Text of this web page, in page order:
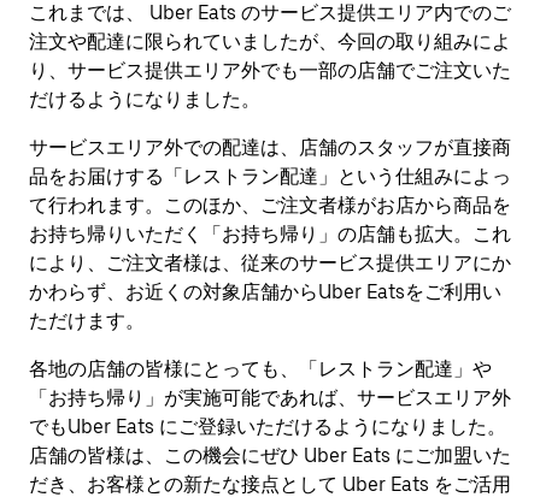
これまでは、 Uber Eats のサービス提供エリア内でのご
注文や配達に限られていましたが、今回の取り組みによ
り、サービス提供エリア外でも一部の店舗でご注文いた
だけるようになりました。
サービスエリア外での配達は、店舗のスタッフが直接商
品をお届けする「レストラン配達」という仕組みによっ
て行われます。このほか、ご注文者様がお店から商品を
お持ち帰りいただく「お持ち帰り」の店舗も拡大。これ
により、ご注文者様は、従来のサービス提供エリアにか
かわらず、お近くの対象店舗からUber Eatsをご利用い
ただけます。
各地の店舗の皆様にとっても、「レストラン配達」や
「お持ち帰り」が実施可能であれば、サービスエリア外
でもUber Eats にご登録いただけるようになりました。
店舗の皆様は、この機会にぜひ Uber Eats にご加盟いた
だき、お客様との新たな接点として Uber Eats をご活用